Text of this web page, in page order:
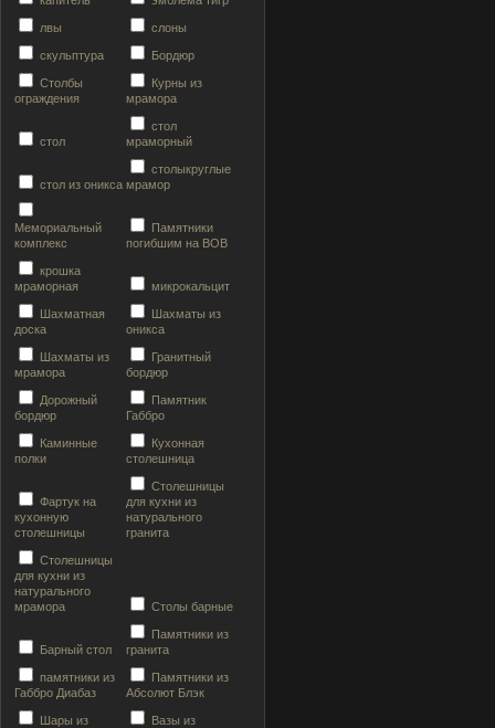
лвы слоны
скульптура Бордюр
Столбы
ограждения
Курны из
мрамора
стол
стол
мраморный
стол из оникса
столыкруглые
мрамор
Мемориальный
комплекс
Памятники
погибшим на ВОВ
крошка
мраморная
микрокальцит
Шахматная
доска
Шахматы из
оникса
Шахматы из
мрамора
Гранитный
бордюр
Дорожный
бордюр
Памятник
Габбро
Каминные
полки
Кухонная
столешница
Фартук на
кухонную
столешницы
Столешницы
для кухни из
натурального
гранита
Столешницы
для кухни из
натурального
мрамора
Столы барные
Барный стол
Памятники из
гранита
памятники из
Габбро Диабаз
Памятники из
Абсолют Блэк
Шары из
Вазы из